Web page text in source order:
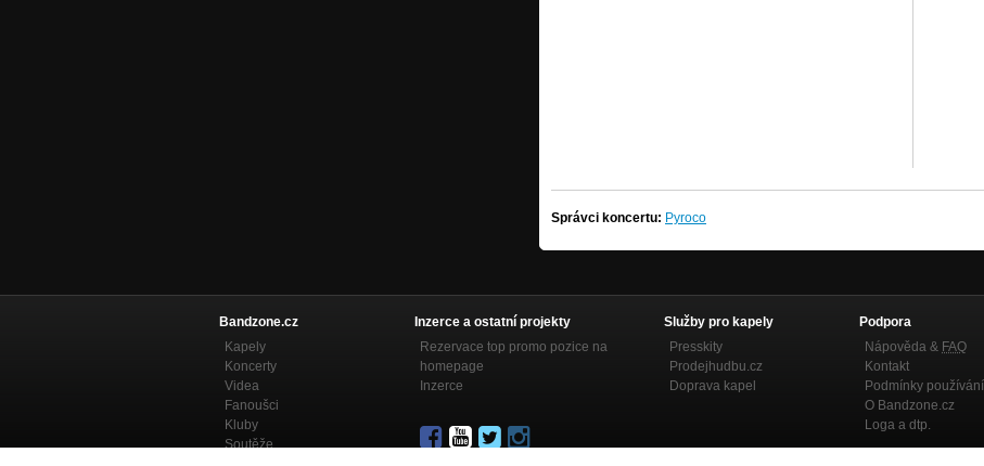
Správci koncertu: Pyroco
Bandzone.cz
Kapely
Koncerty
Videa
Fanoušci
Kluby
Soutěže
Inzerce a ostatní projekty
Rezervace top promo pozice na
homepage
Inzerce
Služby pro kapely
Presskity
Prodejhudbu.cz
Doprava kapel
Podpora
Nápověda & FAQ
Kontakt
Podmínky používání
O Bandzone.cz
Loga a dtp.